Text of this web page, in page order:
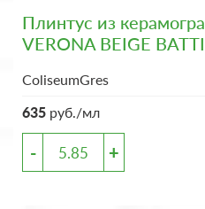
Плинтус из
VERONA BEIGE
ColiseumGres
635 руб./мл
- +